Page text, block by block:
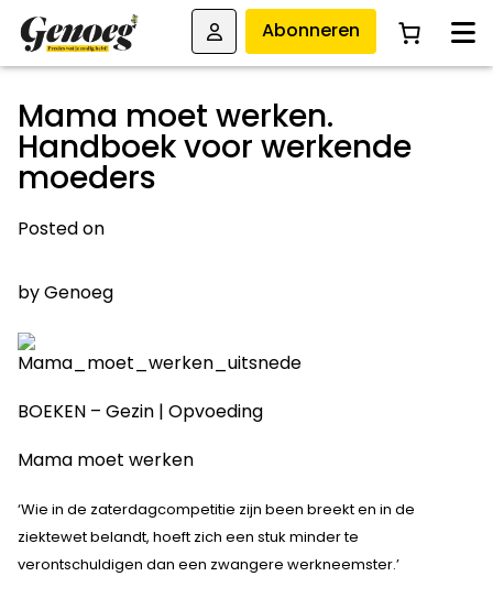
Abonneren
Mama moet werken.
Handboek voor werkende
moeders
Posted on
byGenoeg
BOEKEN – Gezin | Opvoeding
Mama moet werken
‘Wie in de zaterdagcompetitie zijn been breekt en in de
ziektewet belandt, hoeft zich een stuk minder te
verontschuldigen dan een zwangere werkneemster.’